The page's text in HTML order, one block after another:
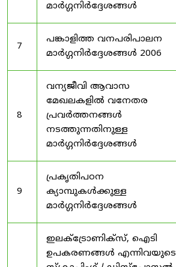
മാർഗ്ഗനിർദ്ദേശങ്ങൾ
7
പങ്കാളിത്ത വനപരിപാലന
മാർഗ്ഗനിർദ്ദേശങ്ങൾ 2006
8
വന്യജീവി ആവാസ
മേഖലകളിൽ വനേതര
പ്രവർത്തനങ്ങൾ
നടത്തുന്നതിനുള്ള
മാർഗ്ഗനിർദ്ദേശങ്ങൾ
9
പ്രകൃതിപഠന
ക്യാമ്പുകൾക്കുള്ള
മാർഗ്ഗനിർദ്ദേശങ്ങൾ
ഇലക്‌ട്രോണിക്‌സ്, ഐടി
ഉപകരണങ്ങൾ എന്നിവയുടെ